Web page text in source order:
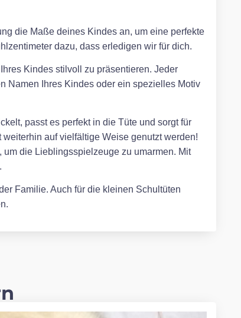
die Maße deines Kindes an, um eine perfekte
dazu, dass erledigen wir für dich.
Kindes stilvoll zu präsentieren. Jeder
Namen Ihres Kindes oder ein spezielles Motiv
passt es perfekt in die Tüte und sorgt für
auf vielfältige Weise genutzt werden!
die Lieblingsspielzeuge zu umarmen. Mit
Familie. Auch für die kleinen Schultüten